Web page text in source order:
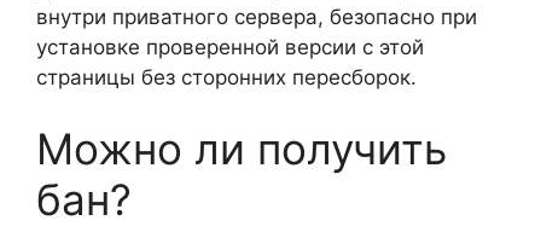
внутри приватного сервера, безопасно при
установке проверенной версии с этой
страницы без сторонних пересборок.
Можно ли получить
бан?